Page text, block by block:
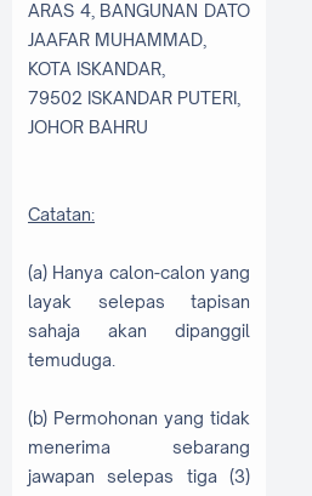
ARAS 4, BANGUNAN DATO
JAAFAR MUHAMMAD,
KOTA ISKANDAR,
79502 ISKANDAR PUTERI,
JOHOR BAHRU
Catatan:
(a) Hanya calon-calon yang
layak selepas tapisan
sahaja akan dipanggil
temuduga.
(b) Permohonan yang tidak
menerima sebarang
jawapan selepas tiga (3)